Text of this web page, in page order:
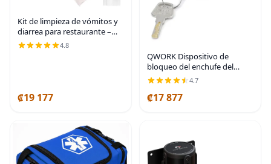
Kit de limpieza de vómitos y
diarrea para restaurante –
Cumple con OSHA | Kit de
limpieza de líquidos
4.8
₡19 177
QWORK Dispositivo de
bloqueo del enchufe del
cable eléctrico, 2 paquetes de
seguridad, con llaves
4.7
₡17 877